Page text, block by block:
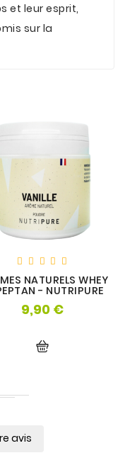
et leur esprit,
sur la
NATURELS WHEY
- NUTRIPURE
9,90 €Prix
avis